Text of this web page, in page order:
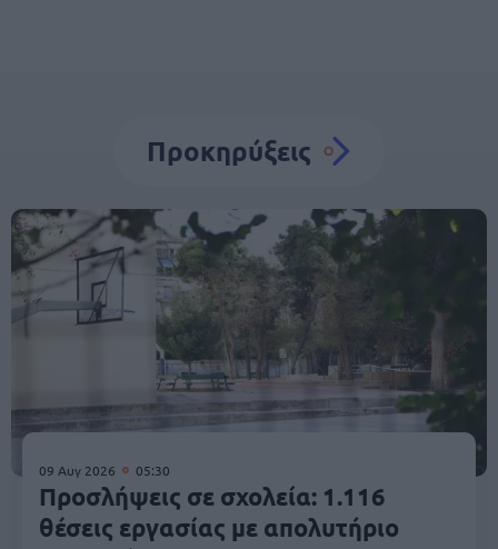
Προκηρύξεις
09 Αυγ 2026 05:30
Προσλήψεις σε σχολεία: 1.116
θέσεις εργασίας με απολυτήριο